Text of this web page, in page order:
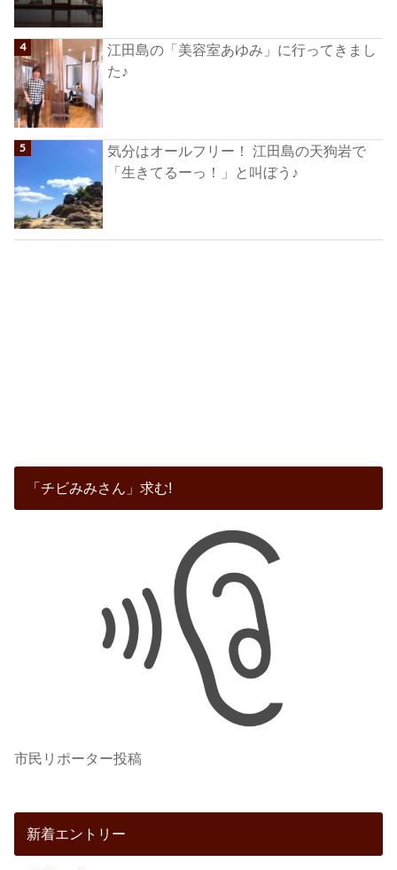
江田島の「美容室あゆみ」に行ってきまし
た♪
気分はオールフリー！ 江田島の天狗岩で
「生きてるーっ！」と叫ぼう♪
「チビみみさん」求む!
市民リポーター投稿
新着エントリー